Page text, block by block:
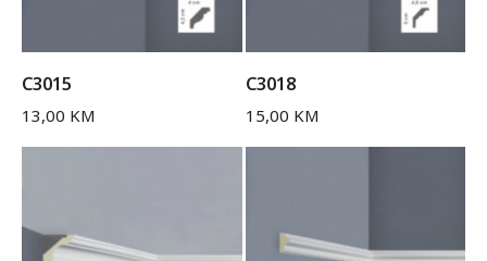
C3015
13,00 KM
C3018
15,00 KM